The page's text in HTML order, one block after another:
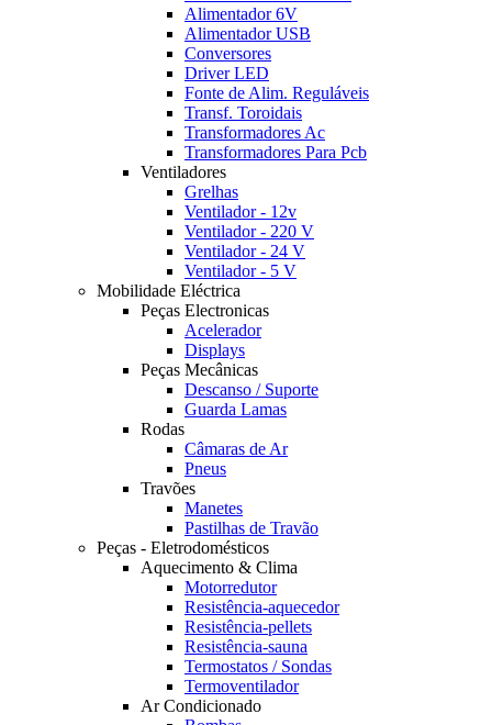
Alimentador 6V
Alimentador USB
Conversores
Driver LED
Fonte de Alim. Reguláveis
Transf. Toroidais
Transformadores Ac
Transformadores Para Pcb
Ventiladores
Grelhas
Ventilador - 12v
Ventilador - 220 V
Ventilador - 24 V
Ventilador - 5 V
Mobilidade Eléctrica
Peças Electronicas
Acelerador
Displays
Peças Mecânicas
Descanso / Suporte
Guarda Lamas
Rodas
Câmaras de Ar
Pneus
Travões
Manetes
Pastilhas de Travão
Peças - Eletrodomésticos
Aquecimento & Clima
Motorredutor
Resistência-aquecedor
Resistência-pellets
Resistência-sauna
Termostatos / Sondas
Termoventilador
Ar Condicionado